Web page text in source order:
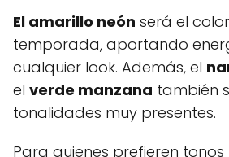
El amarillo neón será el
temporada, aportando
cualquier look. Además, el
el verde manzana también
tonalidades muy presentes.
Para quienes prefieren tonos